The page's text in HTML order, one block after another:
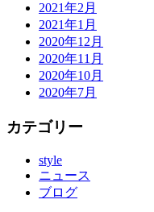
2021年2月
2021年1月
2020年12月
2020年11月
2020年10月
2020年7月
カテゴリー
style
ニュース
ブログ